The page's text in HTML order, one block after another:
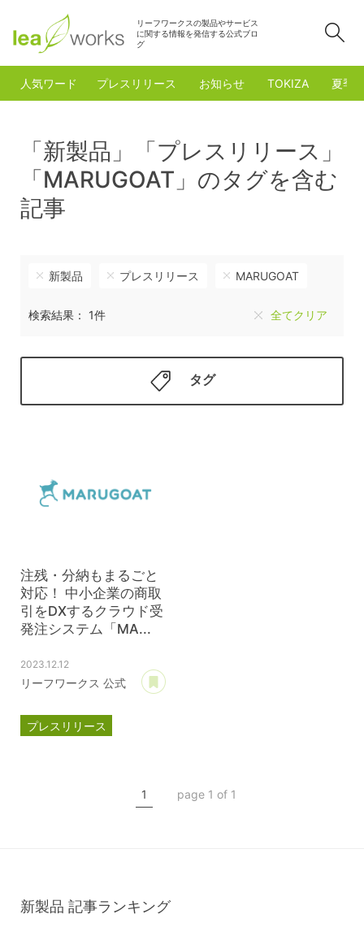
リーフワークスの製品やサービス
に関する情報を発信する公式ブロ
グ
人気ワード プレスリリース お知らせ TOKIZA 夏季
「新製品」「プレスリリース」
「MARUGOAT」のタグを含む
記事
新製品 プレスリリース MARUGOAT
検索結果： 1件 全てクリア
タグ
注残・分納もまるごと
対応！ 中小企業の商取
引をDXするクラウド受
発注システム「MA...
2023.12.12
リーフワークス 公式
プレスリリース
1 page 1 of 1
新製品 記事ランキング